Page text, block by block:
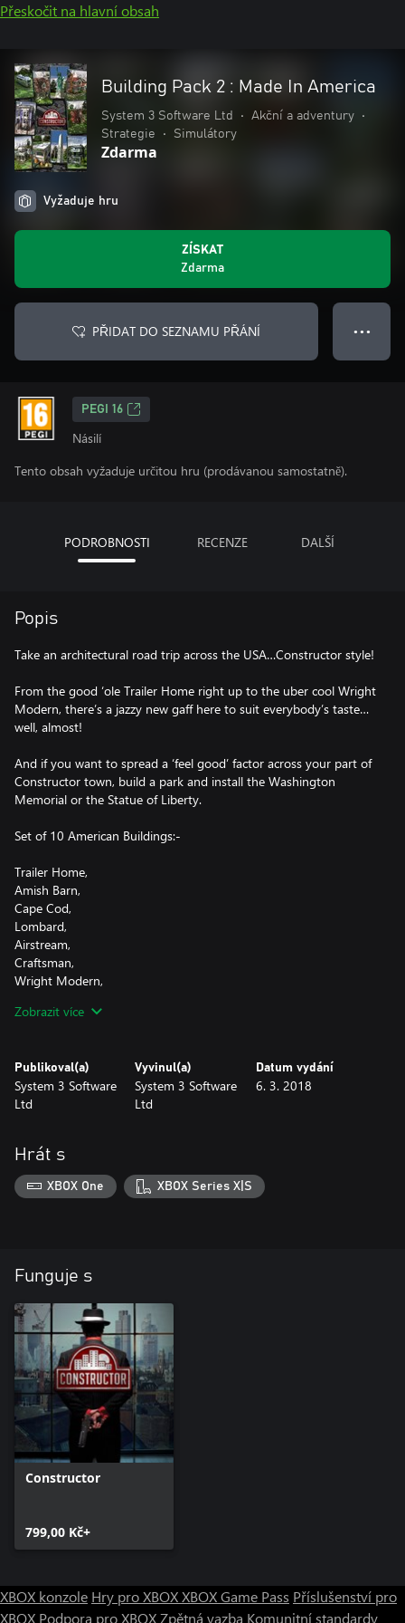
Přeskočit na hlavní obsah
Building Pack 2 : Made In America
System 3 Software Ltd • Akční a adventury
•
Strategie
• Simulátory
Zdarma
Vyžaduje hru
ZÍSKAT
Zdarma
PŘIDAT DO SEZNAMU PŘÁNÍ ● ● ●
PEGI 16
Násilí
Tento obsah vyžaduje určitou hru (prodávanou samostatně).
PODROBNOSTI RECENZE DALŠÍ
Popis
Take an architectural road trip across the USA…Constructor style!
From the good ‘ole Trailer Home right up to the uber cool Wright
Modern, there’s a jazzy new gaff here to suit everybody’s taste…
well, almost!
And if you want to spread a ‘feel good’ factor across your part of
Constructor town, build a park and install the Washington
Memorial or the Statue of Liberty.
Set of 10 American Buildings:-
Trailer Home,
Amish Barn,
Cape Cod,
Lombard,
Airstream,
Craftsman,
Wright Modern,
Statue of Liberty
Zobrazit více
Publikoval(a)
System 3 Software
Ltd
Vyvinul(a)
System 3 Software
Ltd
Datum vydání
6. 3. 2018
Hrát s
XBOX One XBOX Series X|S
Funguje s
Constructor
799,00 Kč+
XBOX konzole Hry pro XBOXXBOX Game Pass Příslušenství pro
XBOX Podpora pro XBOXZpětná vazba Komunitní standardy